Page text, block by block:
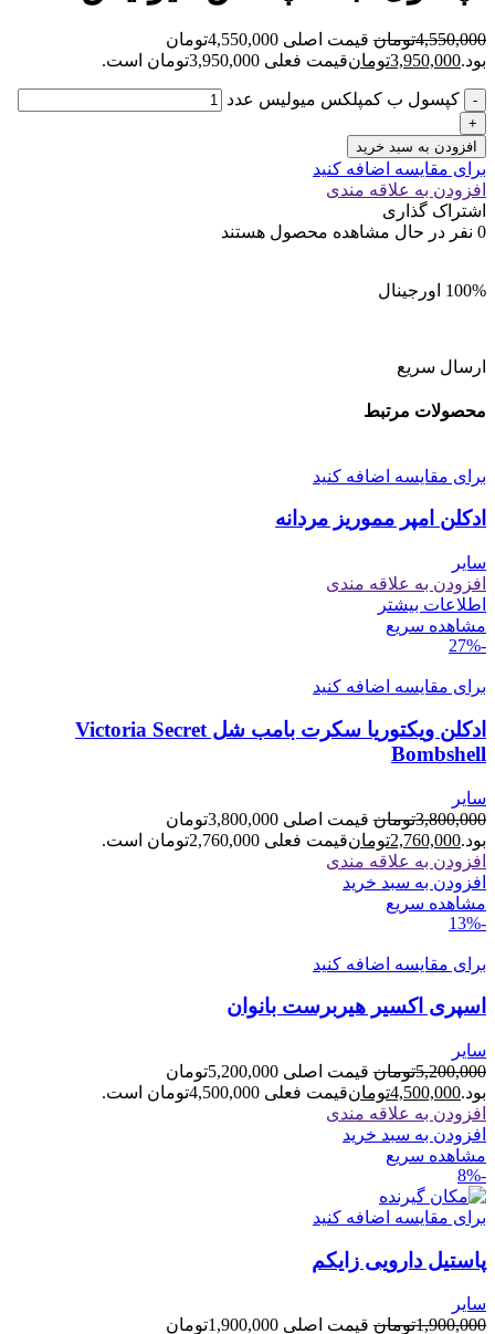
4,550,000تومان
قیمت اصلی 4,550,000تومان
بود.3,950,000تومانقیمت فعلی 3,950,000تومان است.
کپسول ب کمپلکس میولیس عدد
افزودن به سبد خرید
برای مقایسه اضافه کنید
افزودن به علاقه مندی
اشتراک گذاری
0 نفر در حال مشاهده محصول هستند
100% اورجینال
ارسال سریع
محصولات مرتبط
برای مقایسه اضافه کنید
ادکلن امپر مموریز مردانه
سایر
افزودن به علاقه مندی
اطلاعات بیشتر
مشاهده سریع
-27%
برای مقایسه اضافه کنید
ادکلن ویکتوریا سکرت بامب شل Victoria Secret
Bombshell
سایر
3,800,000تومان
قیمت اصلی 3,800,000تومان
بود.2,760,000تومانقیمت فعلی 2,760,000تومان است.
افزودن به علاقه مندی
افزودن به سبد خرید
مشاهده سریع
-13%
برای مقایسه اضافه کنید
اسپری اکسیر هیربرست بانوان
سایر
5,200,000تومان
قیمت اصلی 5,200,000تومان
بود.4,500,000تومانقیمت فعلی 4,500,000تومان است.
افزودن به علاقه مندی
افزودن به سبد خرید
مشاهده سریع
-8%
برای مقایسه اضافه کنید
پاستیل دارویی زایکم
سایر
1,900,000تومان قیمت اصلی 1,900,000تومان